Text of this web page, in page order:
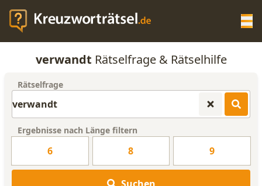
KREUZWORTRÄTSEL-HILFE
WORTLISTE
verwandt Rätselfrage & Rätselhilfe
Rätselfrage
Ergebnisse nach Länge filtern
6 8 9